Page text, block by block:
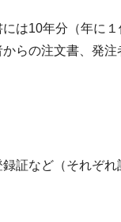
は10年分（年に１
らの注文書、発注
証など（それぞれ